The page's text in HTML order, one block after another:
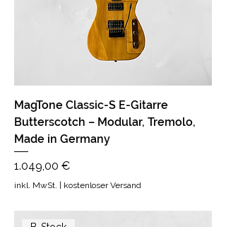
MagTone Classic-S E-Gitarre
Butterscotch – Modular, Tremolo,
Made in Germany
Preis
1.049,00 €
inkl. MwSt. kostenloser Versand